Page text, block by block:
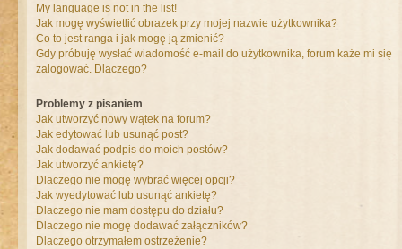
My language is not in the list!
Jak mogę wyświetlić obrazek przy mojej nazwie użytkownika?
Co to jest ranga i jak mogę ją zmienić?
Gdy próbuję wysłać wiadomość e-mail do użytkownika, forum każe mi się
zalogować. Dlaczego?
Problemy z pisaniem
Jak utworzyć nowy wątek na forum?
Jak edytować lub usunąć post?
Jak dodawać podpis do moich postów?
Jak utworzyć ankietę?
Dlaczego nie mogę wybrać więcej opcji?
Jak wyedytować lub usunąć ankietę?
Dlaczego nie mam dostępu do działu?
Dlaczego nie mogę dodawać załączników?
Dlaczego otrzymałem ostrzeżenie?